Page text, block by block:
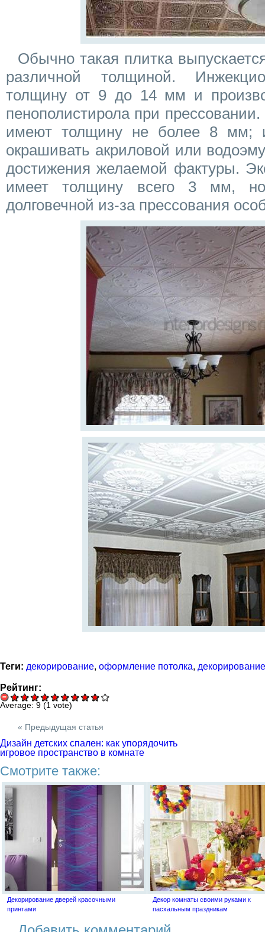
Обычно такая плитка
различной толщиной.
толщину от 9 до 14 мм и
пенополистирола при
имеют толщину не более 8 мм;
окрашивать акриловой или
достижения желаемой фактуры.
имеет толщину всего 3 мм, но
долговечной из-за прессования
Теги: декорирование, оформление потолка,
Рейтинг:
Average: 9 (1 vote)
« Предыдущая статья
Дизайн детских спален: как упорядочить
игровое пространство в комнате
Смотрите также:
Декор комнаты своими руками к
пасхальным праздникам
Декорирование дверей красочными
принтами